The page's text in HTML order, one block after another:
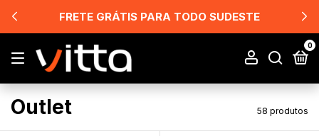
FRETE GRÁTIS PARA TODO SUDESTE
0
Outlet 58 produtos